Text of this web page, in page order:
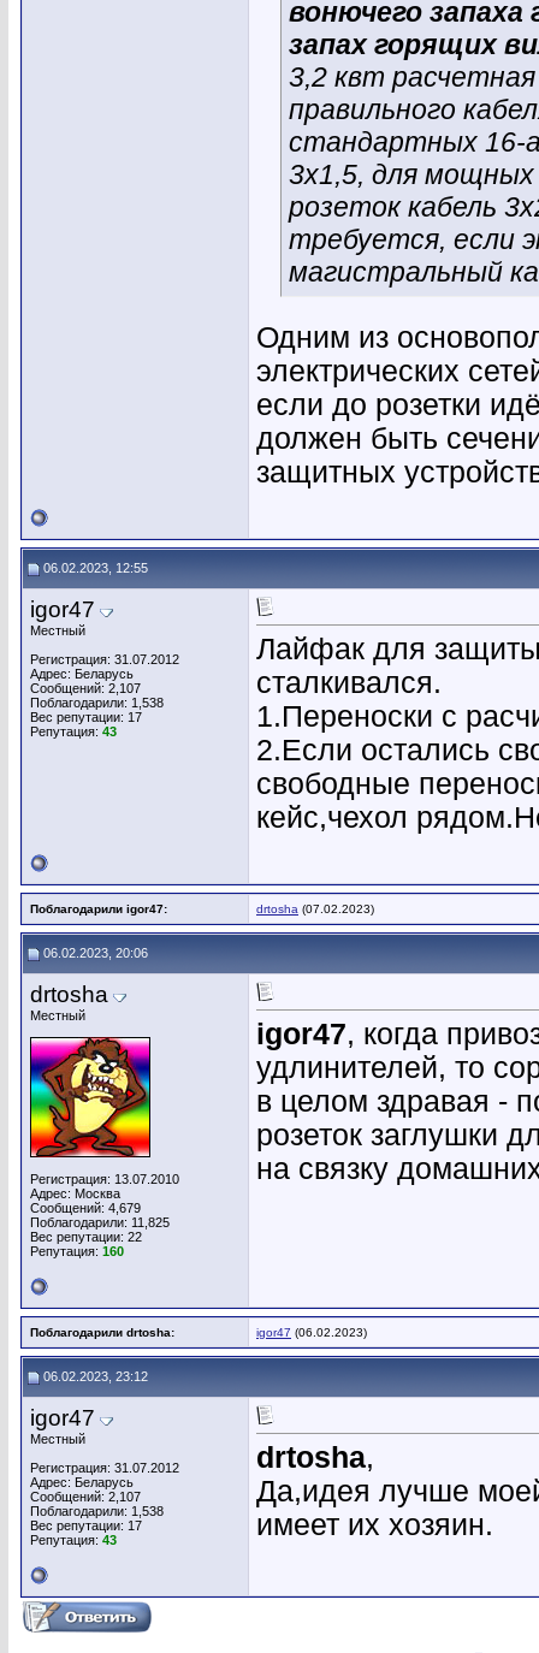
вонючего
запах горящих
3,2 квт
правильного
стандартных 16-
3х1,5, для мощных
розеток кабель
требуется, если
магистральный
Одним из
электрических
если до розетки
должен быть
защитных
06.02.2023, 12:55
igor47
Местный
Регистрация: 31.07.2012
Адрес: Беларусь
Сообщений: 2,107
Поблагодарили: 1,538
Вес репутации: 17
Репутация: 43
Лайфак для
сталкивался.
1.Переноски с
2.Если остались
свободные
кейс,чехол
Поблагодарили igor47: drtosha (07.02.2023)
06.02.2023, 20:06
drtosha
Местный
Регистрация: 13.07.2010
Адрес: Москва
Сообщений: 4,679
Поблагодарили: 11,825
Вес репутации: 22
Репутация: 160
igor47, когда
удлинителей, то
в целом здравая -
розеток заглушки
на связку
Поблагодарили drtosha: igor47 (06.02.2023)
06.02.2023, 23:12
igor47
Местный
Регистрация: 31.07.2012
Адрес: Беларусь
Сообщений: 2,107
Поблагодарили: 1,538
Вес репутации: 17
Репутация: 43
drtosha,
Да,идея лучше
имеет их хозяин.